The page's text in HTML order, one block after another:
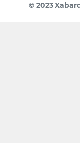
© 2023